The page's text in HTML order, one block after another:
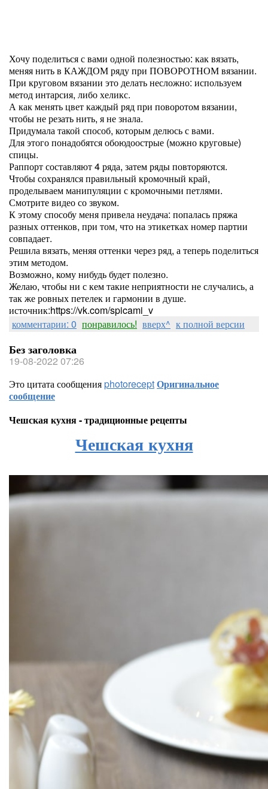
Хочу поделиться с вами одной полезностью: как вязать,
меняя нить в КАЖДОМ ряду при ПОВОРОТНОМ вязании.
При круговом вязании это делать несложно: используем
метод интарсия, либо хеликс.
А как менять цвет каждый ряд при поворотом вязании,
чтобы не резать нить, я не знала.
Придумала такой способ, которым делюсь с вами.
Для этого понадобятся обоюдоострые (можно круговые)
спицы.
Раппорт составляют 4 ряда, затем ряды повторяются.
Чтобы сохранялся правильный кромочный край,
проделываем манипуляции с кромочными петлями.
Смотрите видео со звуком.
К этому способу меня привела неудача: попалась пряжа
разных оттенков, при том, что на этикетках номер партии
совпадает.
Решила вязать, меняя оттенки через ряд, а теперь поделиться
этим методом.
Возможно, кому нибудь будет полезно.
Желаю, чтобы ни с кем такие неприятности не случались, а
так же ровных петелек и гармонии в душе.
источник:https://vk.com/spicami_v
комментарии: 0 понравилось! вверх^ к полной версии
Без заголовка
19-08-2022 07:26
Это цитата сообщенияphotoreceptОригинальное
сообщение
Чешская кухня - традиционные рецепты
Чешская кухня